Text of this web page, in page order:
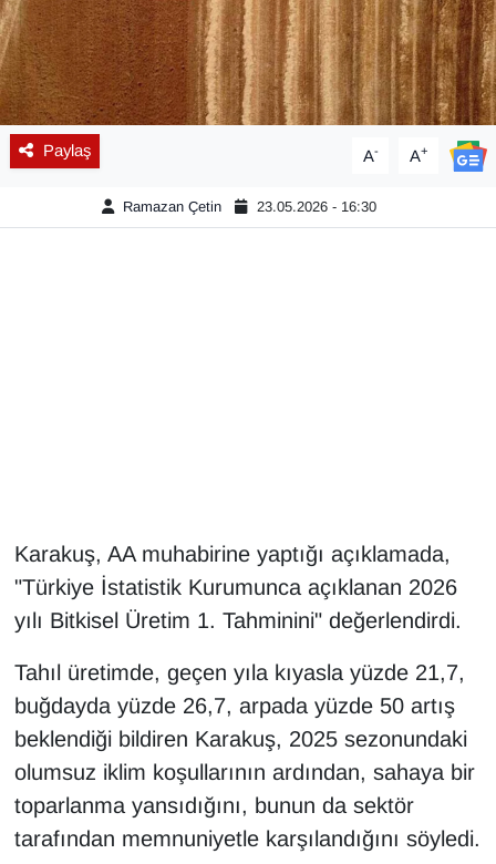
Paylaş A- A+
Ramazan Çetin 23.05.2026 - 16:30
Karakuş, AA muhabirine yaptığı açıklamada,
"Türkiye İstatistik Kurumunca açıklanan 2026
yılı Bitkisel Üretim 1. Tahminini" değerlendirdi.
Tahıl üretimde, geçen yıla kıyasla yüzde 21,7,
buğdayda yüzde 26,7, arpada yüzde 50 artış
beklendiği bildiren Karakuş, 2025 sezonundaki
olumsuz iklim koşullarının ardından, sahaya bir
toparlanma yansıdığını, bunun da sektör
tarafından memnuniyetle karşılandığını söyledi.
EKONOMİ
Eleman
Emlak
En çok konuşulanlar
Kadın
Kim Kimdir?
Kültür & Sanat
KURDÎ